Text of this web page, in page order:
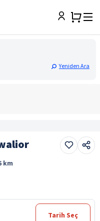
Yeniden Ara
km
Tarih Seç